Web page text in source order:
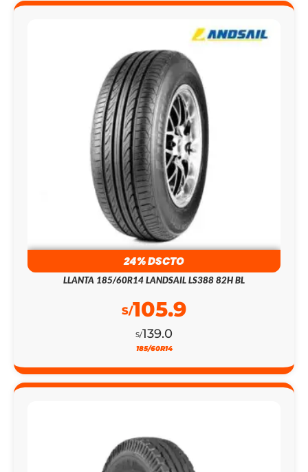
24% DSCTO
LLANTA 185/60R14 LANDSAIL LS388 82H BL
S/139.0
S/105.9
185/60R14